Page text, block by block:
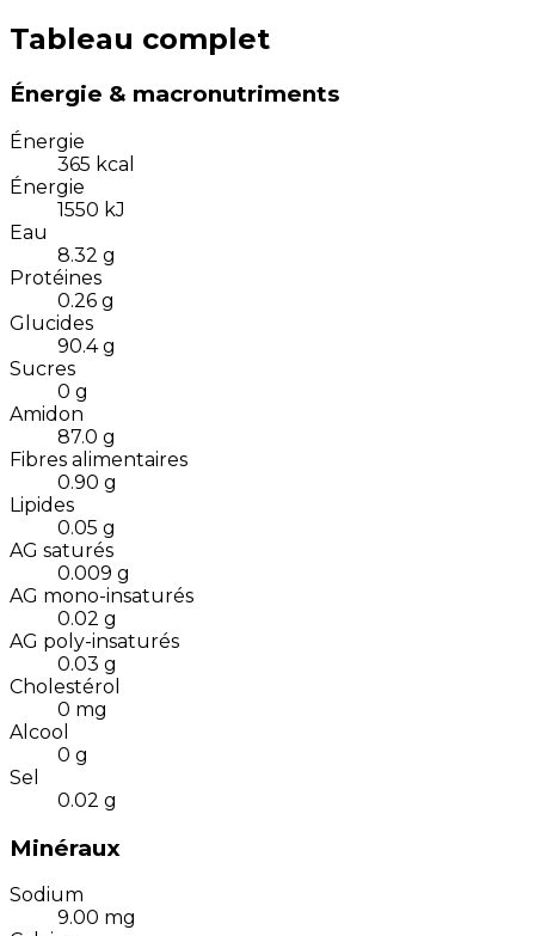
Tableau complet
Énergie & macronutriments
Énergie
365 kcal
Énergie
1550 kJ
Eau
8.32 g
Protéines
0.26 g
Glucides
90.4 g
Sucres
0 g
Amidon
87.0 g
Fibres alimentaires
0.90 g
Lipides
0.05 g
AG saturés
0.009 g
AG mono-insaturés
0.02 g
AG poly-insaturés
0.03 g
Cholestérol
0 mg
Alcool
0 g
Sel
0.02 g
Minéraux
Sodium
9.00 mg